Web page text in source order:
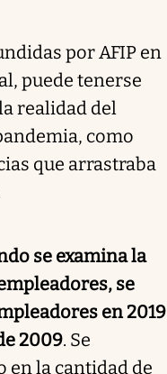
por AFIP en
puede tenerse
realidad del
como
que arrastraba
se examina la
se
en 2019
2009. Se
en la cantidad de